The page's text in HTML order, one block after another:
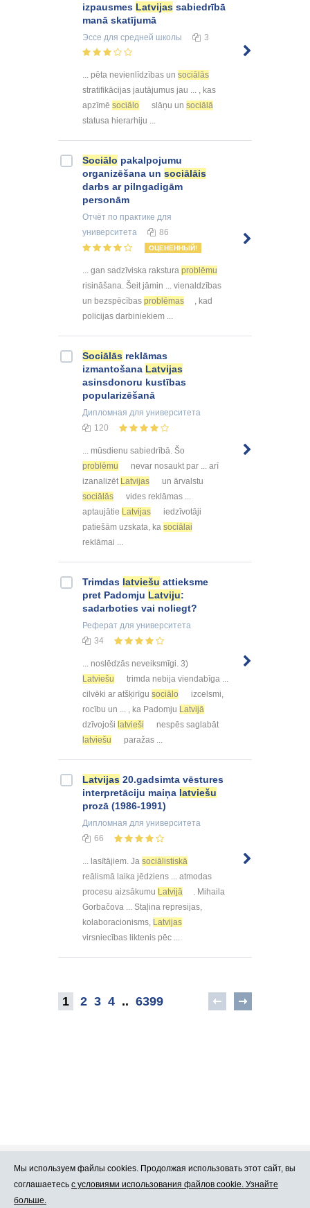
izpausmes Latvijas sabiedrībā
manā skatījumā
Эссе для средней школы 3
... pēta nevienlīdzības un sociālās
stratifikācijas jautājumus jau ... , kas
apzīmē sociālo slāņu un sociālā
statusa hierarhiju ...
Sociālo pakalpojumu
organizēšana un sociālāis
darbs ar pilngadigām
personām
Отчёт по практике для
университета
86
ОЦЕНЕННЫЙ!
... gan sadzīviska rakstura problēmu
risināšana. Šeit jāmin ... vienaldzības
un bezspēcības problēmas
, kad
policijas darbiniekiem ...
Sociālās reklāmas
izmantošana Latvijas
asinsdonoru kustības
popularizēšanā
Дипломная для университета
120
... mūsdienu sabiedrībā. Šo
problēmu
nevar nosaukt par ... arī
izanalizēt Latvijas
un ārvalstu
sociālās
vides reklāmas ...
aptaujātie Latvijas
iedzīvotāji
patiešām uzskata, ka sociālai
reklāmai ...
Trimdas latviešu attieksme
pret Padomju Latviju:
sadarboties vai noliegt?
Реферат для университета
34
... noslēdzās neveiksmīgi. 3)
Latviešu
trimda nebija viendabīga ...
cilvēki ar atšķirīgu sociālo
izcelsmi,
rocību un ... , ka Padomju Latvijā
dzīvojoši latvieši
nespēs saglabāt
latviešu
paražas ...
Latvijas 20.gadsimta vēstures
interpretāciju maiņa latviešu
prozā (1986-1991)
Дипломная для университета
66
... lasītājiem. Ja sociālistiskā
reālismā laika jēdziens ... atmodas
procesu aizsākumu Latvijā
. Mihaila
Gorbačova ... Staļina represijas,
kolaboracionisms, Latvijas
virsniecības liktenis pēc ...
1 2 3 4 .. 6399
Про Atlants.lv Реклама
Мы используем файлы cookies. Продолжая использовать этот сайт, вы
соглашаетесь с условиями использования файлов cookie. Узнайте
больше.